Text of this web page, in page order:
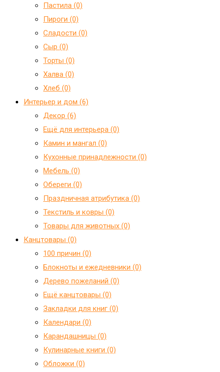
Пастила (0)
Пироги (0)
Сладости (0)
Сыр (0)
Торты (0)
Халва (0)
Хлеб (0)
Интерьер и дом (6)
Декор (6)
Ещё для интерьера (0)
Камин и мангал (0)
Кухонные принадлежности (0)
Мебель (0)
Обереги (0)
Праздничная атрибутика (0)
Текстиль и ковры (0)
Товары для животных (0)
Канцтовары (0)
100 причин (0)
Блокноты и ежедневники (0)
Дерево пожеланий (0)
Ещё канцтовары (0)
Закладки для книг (0)
Календари (0)
Карандашницы (0)
Кулинарные книги (0)
Обложки (0)